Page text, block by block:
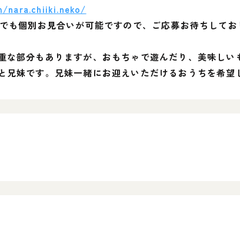
nara.chiiki.neko/
も個別お見合いが可能ですので、ご応募お待ちしてお
な部分もありますが、おもちゃで遊んだり、美味しい
兄妹です。兄妹一緒にお迎えいただけるおうちを希望